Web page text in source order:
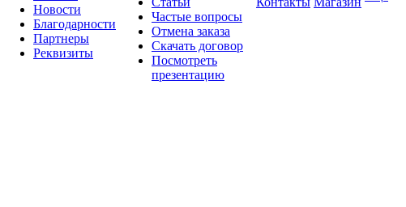
Новости
Благодарности
Партнеры
Реквизиты
Частые вопросы
Отмена заказа
Скачать договор
Посмотреть
презентацию